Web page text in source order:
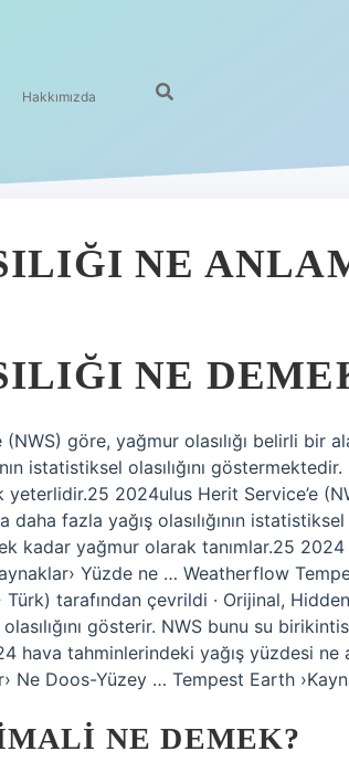
Hakkımızda
NE
NE
(NWS) göre, yağmur olasılığı belirli bir
istatistiksel olasılığını
2024ulus Herit Service’e
fazla yağış olasılığının istatistiksel
kadar yağmur olarak tanımlar.25
Yüzde ne … Weatherflow
tarafından çevrildi · Orijinal,
gösterir. NWS bunu su
hava tahminlerindeki yağış yüzdesi ne
Ne Doos-Yüzey … Tempest Earth
NE DEMEK?